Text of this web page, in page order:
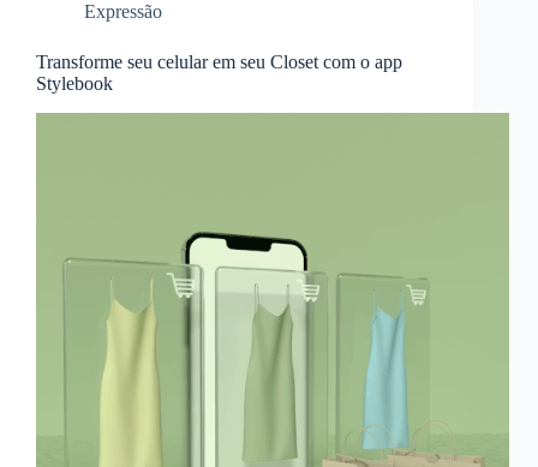
Expressão
Transforme seu celular em seu Closet com o app
Stylebook